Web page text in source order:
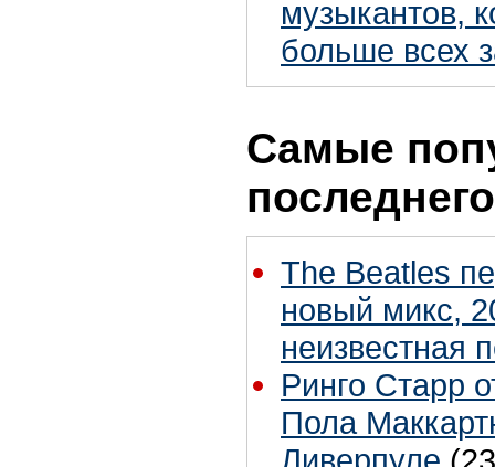
музыкантов,
больше всех
Самые
The Beatles
новый микс,
неизвестная
Ринго Старр
Пола
Ливерпуле